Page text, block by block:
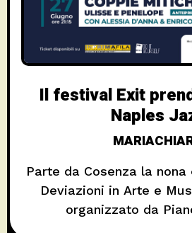
Il festival Exit
Naples
Parte da Cosenza la
Deviazioni in Arte e
organizzato da